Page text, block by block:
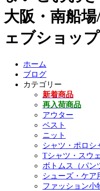
大阪・南船
ェブショップ
ホーム
ブログ
カテゴリー
新着商品
再入荷商品
アウター
ベスト
ニット
シャツ・ポロシ
Tシャツ・スウ
ボトムス（パン
シューズ・ケア
ファッション小